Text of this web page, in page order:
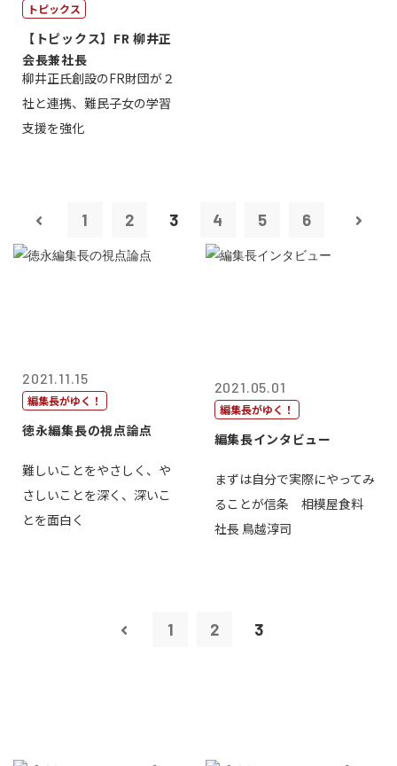
トピックス
【トピックス】FR 柳井正
会長兼社長
柳井正氏創設のFR財団が２
社と連携、難民子女の学習
支援を強化
1 2 3 4 5 6
2021.11.15
編集長がゆく！
徳永編集長の視点論点
難しいことをやさしく、や
さしいことを深く、深いこ
とを面白く
2021.05.01
編集長がゆく！
編集長インタビュー
まずは自分で実際にやってみ
ることが信条 相模屋食料
社長 鳥越淳司
1 2 3